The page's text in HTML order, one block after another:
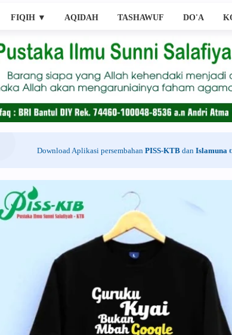
FIQIH ▼ AQIDAH TASHAWUF DO'A
Download Aplikasi persembahan PISS-KTBdan Islamuna